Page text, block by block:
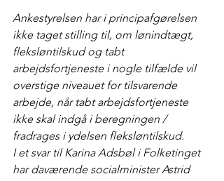
Ankestyrelsen har i principafgørelsen
ikke taget stilling til, om lønindtægt,
fleksløntilskud og tabt
arbejdsfortjeneste i nogle tilfælde vil
overstige niveauet for tilsvarende
arbejde, når tabt arbejdsfortjeneste
ikke skal indgå i beregningen /
fradrages i ydelsen fleksløntilskud.
I et svar til Karina Adsbøl i Folketinget
har daværende socialminister Astrid